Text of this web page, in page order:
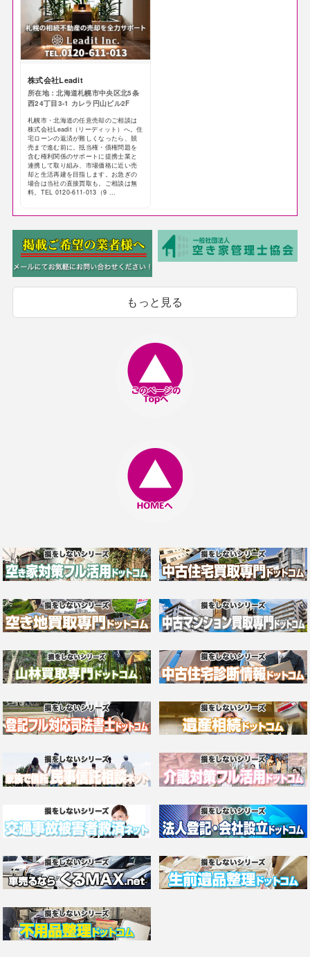
株式会社Leadit
所在地：北海道札幌市中央区北5条
西24丁目3-1 カレラ円山ビル2F
札幌市・北海道の任意売却のご相談は
株式会社Leadit（リーディット）へ。住
宅ローンの返済が難しくなったら、競
売まで進む前に。抵当権・債権問題を
含む権利関係のサポートに提携士業と
連携して取り組み、市場価格に近い売
却と生活再建を目指します。お急ぎの
場合は当社の直接買取も。ご相談は無
料。TEL 0120-611-013（9 ...
もっと見る